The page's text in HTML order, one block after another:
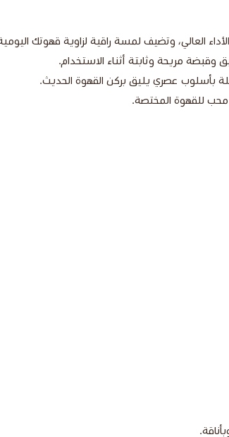
العالي، وتضيف لمسة راقية لزاوية قهوتك
مريحة وثابتة أثناء الاستخدام.
بأسلوب عصري يليق بركن القهوة الحديث.
محب للقهوة المختصة.